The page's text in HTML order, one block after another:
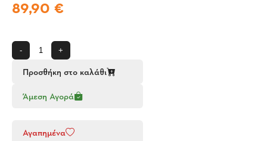
89,90 €
- +
Προσθήκη στο καλάθι
Άμεση Αγορά
Αγαπημένα